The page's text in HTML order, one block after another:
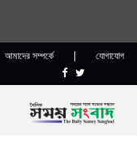
আমাদের সম্পর্কে | যোগাযোগ